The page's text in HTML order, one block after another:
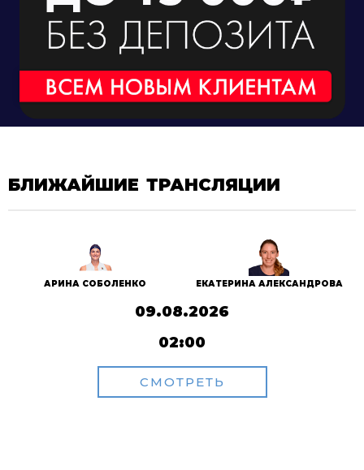
БЛИЖАЙШИЕ ТРАНСЛЯЦИИ
АРИНА СОБОЛЕНКО ЕКАТЕРИНА АЛЕКСАНДРОВА
09.08.2026
02:00
СМОТРЕТЬ